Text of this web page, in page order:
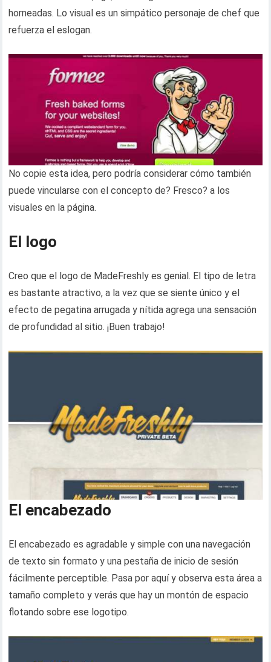
horneadas. Lo visual es un simpático personaje de chef que
refuerza el eslogan.
No copie esta idea, pero podría considerar cómo también
puede vincularse con el concepto de? Fresco? a los
visuales en la página.
El logo
Creo que el logo de MadeFreshly es genial. El tipo de letra
es bastante atractivo, a la vez que se siente único y el
efecto de pegatina arrugada y nítida agrega una sensación
de profundidad al sitio. ¡Buen trabajo!
El encabezado
El encabezado es agradable y simple con una navegación
de texto sin formato y una pestaña de inicio de sesión
fácilmente perceptible. Pasa por aquí y observa esta área a
tamaño completo y verás que hay un montón de espacio
flotando sobre ese logotipo.